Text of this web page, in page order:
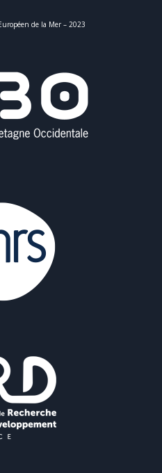
de la Mer – 2023